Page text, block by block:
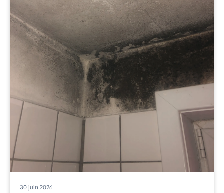
30 juin 2026